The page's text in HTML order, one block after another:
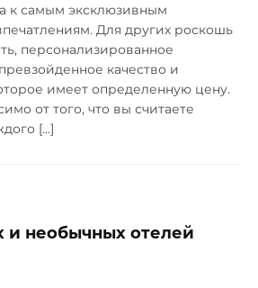
к самым эксклюзивным
Для других роскошь
персонализированное
качество и
имеет определенную цену.
от того, что вы считаете
[…]
и необычных отелей